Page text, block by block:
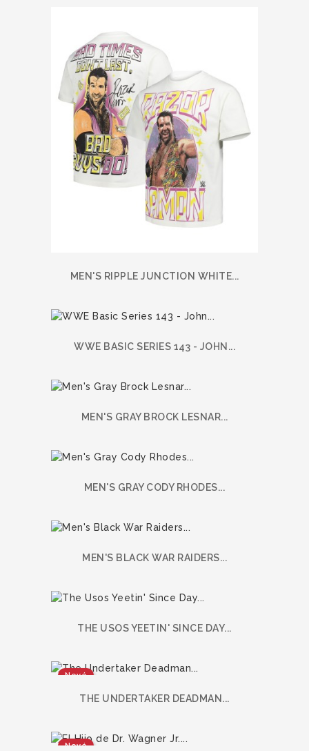
MEN'S RIPPLE JUNCTION WHITE...
WWE BASIC SERIES 143 - JOHN...
MEN'S GRAY BROCK LESNAR...
MEN'S GRAY CODY RHODES...
MEN'S BLACK WAR RAIDERS...
THE USOS YEETIN' SINCE DAY...
Nové
THE UNDERTAKER DEADMAN...
Nové